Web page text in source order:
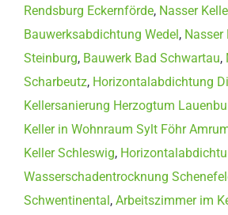
Rendsburg Eckernförde, Nasser
Bauwerksabdichtung Wedel, Nasser
Steinburg, Bauwerk Bad Schwartau,
Scharbeutz, Horizontalabdichtung
Kellersanierung Herzogtum
Keller in Wohnraum Sylt Föhr
Keller Schleswig,
Wasserschadentrocknung
Schwentinental, Arbeitszimmer im